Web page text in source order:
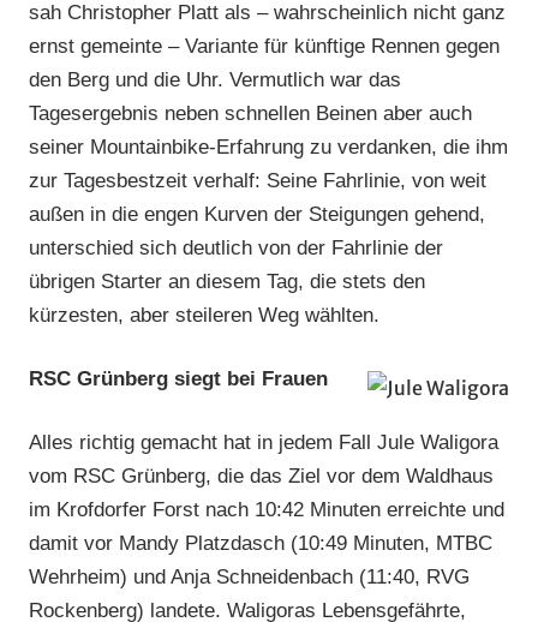
sah Christopher Platt als – wahrscheinlich nicht ganz
ernst gemeinte – Variante für künftige Rennen gegen
den Berg und die Uhr. Vermutlich war das
Tagesergebnis neben schnellen Beinen aber auch
seiner Mountainbike-Erfahrung zu verdanken, die ihm
zur Tagesbestzeit verhalf: Seine Fahrlinie, von weit
außen in die engen Kurven der Steigungen gehend,
unterschied sich deutlich von der Fahrlinie der
übrigen Starter an diesem Tag, die stets den
kürzesten, aber steileren Weg wählten.
RSC Grünberg siegt bei Frauen
Alles richtig gemacht hat in jedem Fall Jule Waligora
vom RSC Grünberg, die das Ziel vor dem Waldhaus
im Krofdorfer Forst nach 10:42 Minuten erreichte und
damit vor Mandy Platzdasch (10:49 Minuten, MTBC
Wehrheim) und Anja Schneidenbach (11:40, RVG
Rockenberg) landete. Waligoras Lebensgefährte,